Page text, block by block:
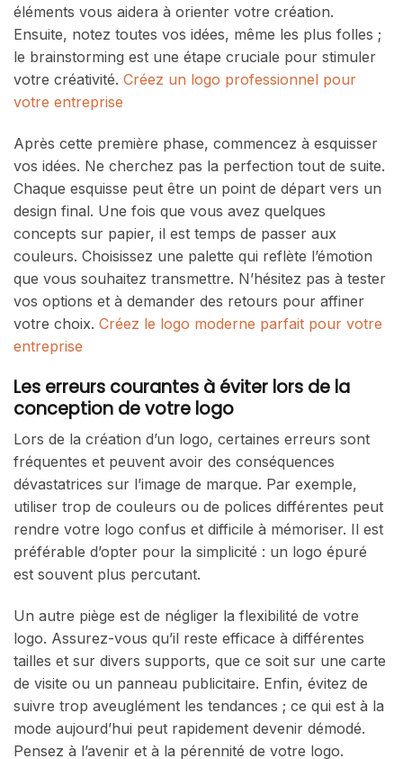
éléments vous aidera à orienter votre création.
Ensuite, notez toutes vos idées, même les plus folles ;
le brainstorming est une étape cruciale pour stimuler
votre créativité. Créez un logo professionnel pour
votre entreprise
Après cette première phase, commencez à esquisser
vos idées. Ne cherchez pas la perfection tout de suite.
Chaque esquisse peut être un point de départ vers un
design final. Une fois que vous avez quelques
concepts sur papier, il est temps de passer aux
couleurs. Choisissez une palette qui reflète l’émotion
que vous souhaitez transmettre. N’hésitez pas à tester
vos options et à demander des retours pour affiner
votre choix. Créez le logo moderne parfait pour votre
entreprise
Les erreurs courantes à éviter lors de la
conception de votre logo
Lors de la création d’un logo, certaines erreurs sont
fréquentes et peuvent avoir des conséquences
dévastatrices sur l’image de marque. Par exemple,
utiliser trop de couleurs ou de polices différentes peut
rendre votre logo confus et difficile à mémoriser. Il est
préférable d’opter pour la simplicité : un logo épuré
est souvent plus percutant.
Un autre piège est de négliger la flexibilité de votre
logo. Assurez-vous qu’il reste efficace à différentes
tailles et sur divers supports, que ce soit sur une carte
de visite ou un panneau publicitaire. Enfin, évitez de
suivre trop aveuglément les tendances ; ce qui est à la
mode aujourd’hui peut rapidement devenir démodé.
Pensez à l’avenir et à la pérennité de votre logo.